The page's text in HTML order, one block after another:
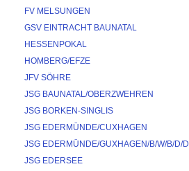
FV MELSUNGEN
GSV EINTRACHT BAUNATAL
HESSENPOKAL
HOMBERG/EFZE
JFV SÖHRE
JSG BAUNATAL/OBERZWEHREN
JSG BORKEN-SINGLIS
JSG EDERMÜNDE/CUXHAGEN
JSG EDERMÜNDE/GUXHAGEN/B/W/B/D/D
JSG EDERSEE